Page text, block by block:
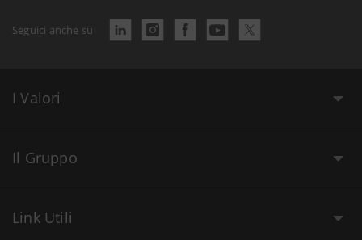
Seguici anche su
I Valori
Il Gruppo
Link Utili